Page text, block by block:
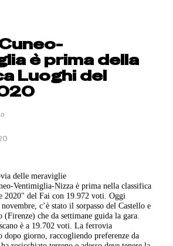
è prima della
Luoghi del
Ventimiglia-Nizza è prima nella classifica
2020" del Fai con 19.972 voti. Oggi
c’è stato il sorpasso del Castello e
(Firenze) che da settimane guida la gara.
è a 19.702 voti. La ferrovia
dopo giorno, raccogliendo preferenze da